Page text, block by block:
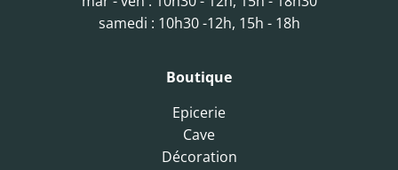
samedi : 10h30 -12h, 15h - 18h
Boutique
Epicerie
Cave
Décoration